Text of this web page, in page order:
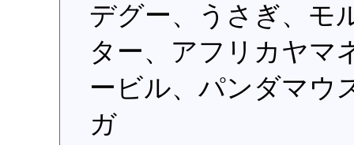
デグー、うさぎ、モ
ター、アフリカヤマ
ービル、パンダマウ
ガ